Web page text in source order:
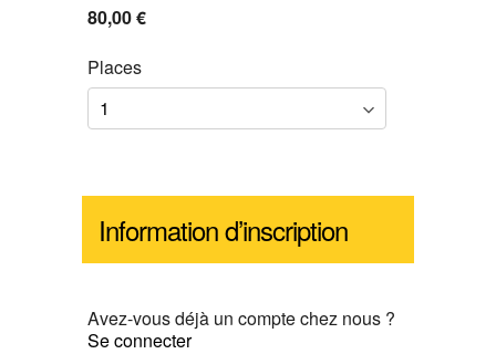
80,00 €
Places
Information d’inscription
Avez-vous déjà un compte chez nous ?
Se connecter